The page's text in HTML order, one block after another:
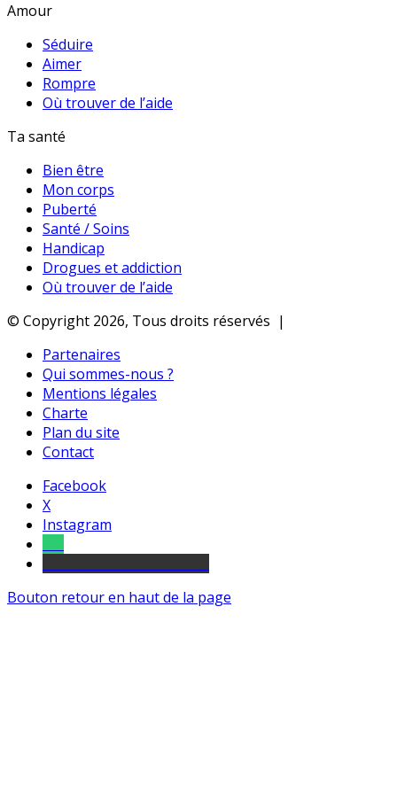
Amour
Séduire
Aimer
Rompre
Où trouver de l’aide
Ta santé
Bien être
Mon corps
Puberté
Santé / Soins
Handicap
Drogues et addiction
Où trouver de l’aide
© Copyright 2026, Tous droits réservés |
Partenaires
Qui sommes-nous ?
Mentions légales
Charte
Plan du site
Contact
Facebook
X
Instagram
Bouton retour en haut de la page